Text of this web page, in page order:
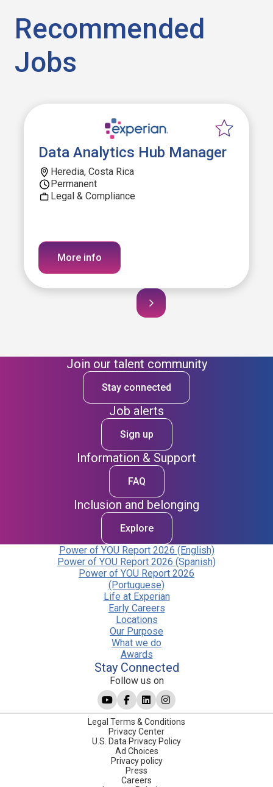
Recommended
Jobs
Data Analytics Hub Manager
Heredia, Costa Rica
Permanent
Legal & Compliance
More info
Join our talent community
Stay connected
Job alerts
Sign up
Information & Support
FAQ
Inclusion and belonging
Explore
Power of YOU Report 2026 (English)
Power of YOU Report 2026 (Spanish)
Power of YOU Report 2026
(Portuguese)
Life at Experian
Early Careers
Locations
Our Purpose
What we do
Awards
Stay Connected
Follow us on
Legal Terms & Conditions
Privacy Center
U.S. Data Privacy Policy
Ad Choices
Privacy policy
Press
Careers